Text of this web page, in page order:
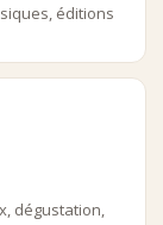
éditions
dégustation,